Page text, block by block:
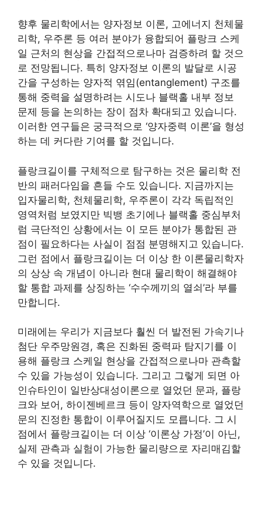
향후 물리학에서는 양자정보 이론, 고에너지 천체물
리학, 우주론 등 여러 분야가 융합되어 플랑크 스케
일 근처의 현상을 간접적으로나마 검증하려 할 것으
로 전망됩니다. 특히 양자정보 이론의 발달로 시공
간을 구성하는 양자적 엮임(entanglement) 구조를
통해 중력을 설명하려는 시도나 블랙홀 내부 정보
문제 등을 논의하는 장이 점차 확대되고 있습니다.
이러한 연구들은 궁극적으로 ‘양자중력 이론’을 형성
하는 데 커다란 기여를 할 것입니다.
플랑크길이를 구체적으로 탐구하는 것은 물리학 전
반의 패러다임을 흔들 수도 있습니다. 지금까지는
입자물리학, 천체물리학, 우주론이 각각 독립적인
영역처럼 보였지만 빅뱅 초기에나 블랙홀 중심부처
럼 극단적인 상황에서는 이 모든 분야가 통합된 관
점이 필요하다는 사실이 점점 분명해지고 있습니다.
그런 점에서 플랑크길이는 더 이상 한 이론물리학자
의 상상 속 개념이 아니라 현대 물리학이 해결해야
할 통합 과제를 상징하는 ‘수수께끼의 열쇠’라 부를
만합니다.
미래에는 우리가 지금보다 훨씬 더 발전된 가속기나
첨단 우주망원경, 혹은 진화된 중력파 탐지기를 이
용해 플랑크 스케일 현상을 간접적으로나마 관측할
수 있을 가능성이 있습니다. 그리고 그렇게 되면 아
인슈타인이 일반상대성이론으로 열었던 문과, 플랑
크와 보어, 하이젠베르크 등이 양자역학으로 열었던
문의 진정한 통합이 이루어질지도 모릅니다. 그 시
점에서 플랑크길이는 더 이상 ‘이론상 가정’이 아닌,
실제 관측과 실험이 가능한 물리량으로 자리매김할
수 있을 것입니다.